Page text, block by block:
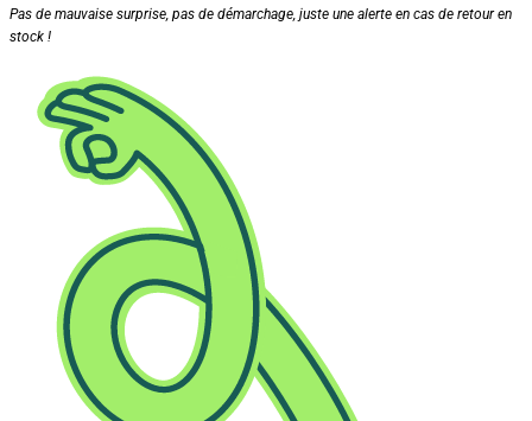
Pas de mauvaise surprise, pas de démarchage, juste une alerte en cas de retour en
stock !